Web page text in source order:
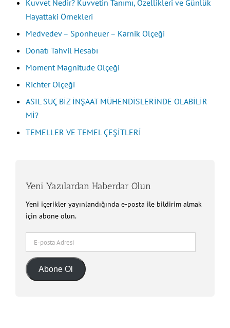
Kuvvet Nedir? Kuvvetin Tanımı, Özellikleri ve Günlük
Hayattaki Örnekleri
Medvedev – Sponheuer – Karnik Ölçeği
Donatı Tahvil Hesabı
Moment Magnitude Ölçeği
Richter Ölçeği
ASIL SUÇ BİZ İNŞAAT MÜHENDİSLERİNDE OLABİLİR
Mİ?
TEMELLER VE TEMEL ÇEŞİTLERİ
Yeni Yazılardan Haberdar Olun
Yeni içerikler yayınlandığında e-posta ile bildirim almak
için abone olun.
posta
Adresi
Abone Ol